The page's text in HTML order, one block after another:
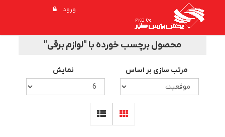
ورود
محصول برچسب خورده با "لوازم برقی"
مرتب سازی بر اساس نمایش